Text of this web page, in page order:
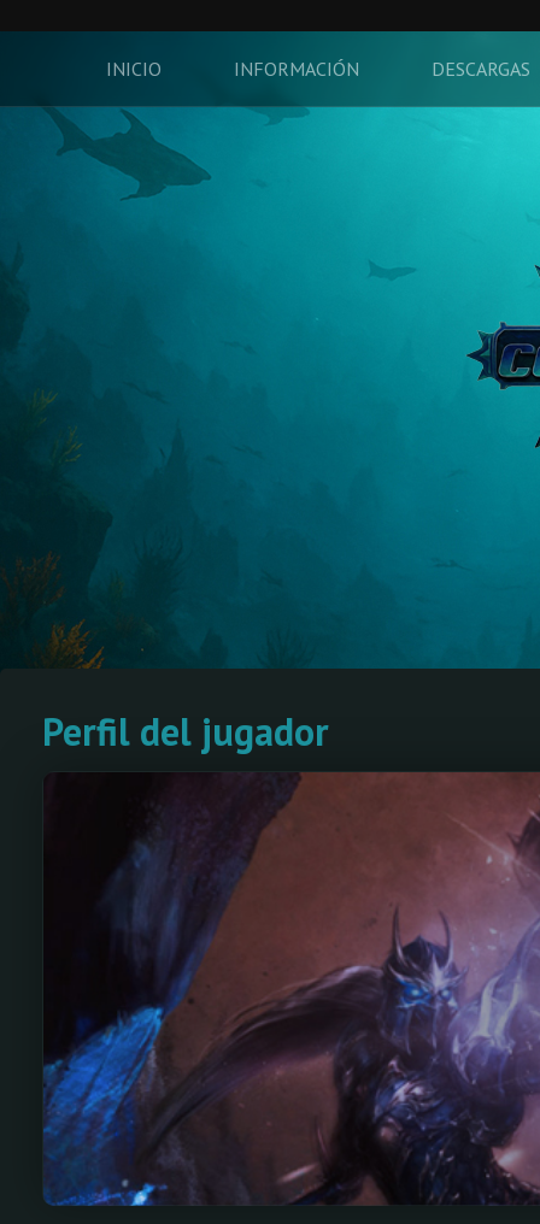
INICIO INFORMACIÓN DESCARGAS
Perfil del jugador